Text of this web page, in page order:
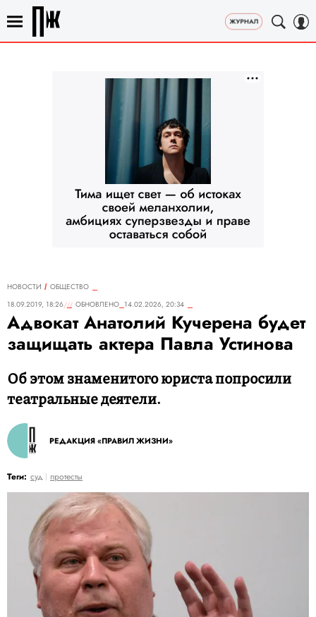
НОВОСТИ
ОБЩЕСТВО
18.09.2019, 18:26
ОБНОВЛЕНО 14.02.2026, 20:34
Адвокат Анатолий Кучерена будет
защищать актера Павла Устинова
Об этом знаменитого юриста попросили
театральные деятели.
РЕДАКЦИЯ «ПРАВИЛ ЖИЗНИ»
Теги: суд протесты